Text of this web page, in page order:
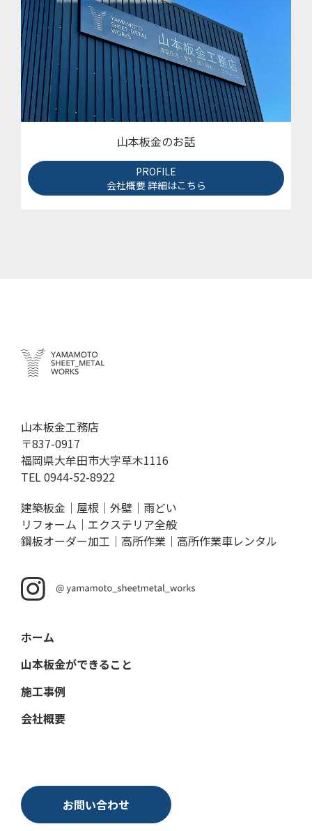
山本板金のお話
PROFILE
会社概要 詳細はこちら
山本板金工務店
〒837-0917
福岡県大牟田市大字草木1116
TEL 0944-52-8922
建築板金｜屋根｜外壁｜雨どい
リフォーム｜エクステリア全般
鋼板オーダー加工｜高所作業｜高所作業車レンタル
ホーム
山本板金ができること
施工事例
会社概要
お問い合わせ